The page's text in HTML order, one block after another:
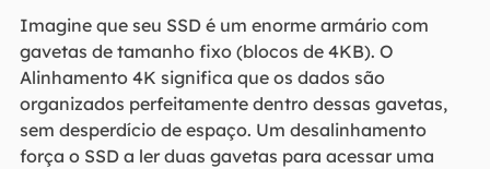
Imagine que seu SSD é um enorme armário com
gavetas de tamanho fixo (blocos de 4KB). O
Alinhamento 4K significa que os dados são
organizados perfeitamente dentro dessas gavetas,
sem desperdício de espaço. Um desalinhamento
força o SSD a ler duas gavetas para acessar uma